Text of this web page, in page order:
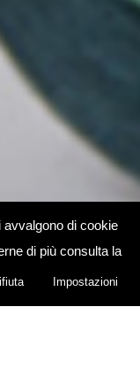
di cookie
di più consulta la
Impostazioni